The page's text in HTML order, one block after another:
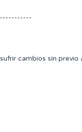
cambios sin previo